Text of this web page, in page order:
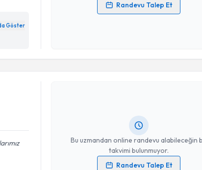
Göster
Randevu Talep Et
Kişisel verilerimin işlenmesine ilişkinAydınlatma
Bu uzmandan online randevu alabileceğin
takvimi bulunmuyor.
Randevu Talep Et